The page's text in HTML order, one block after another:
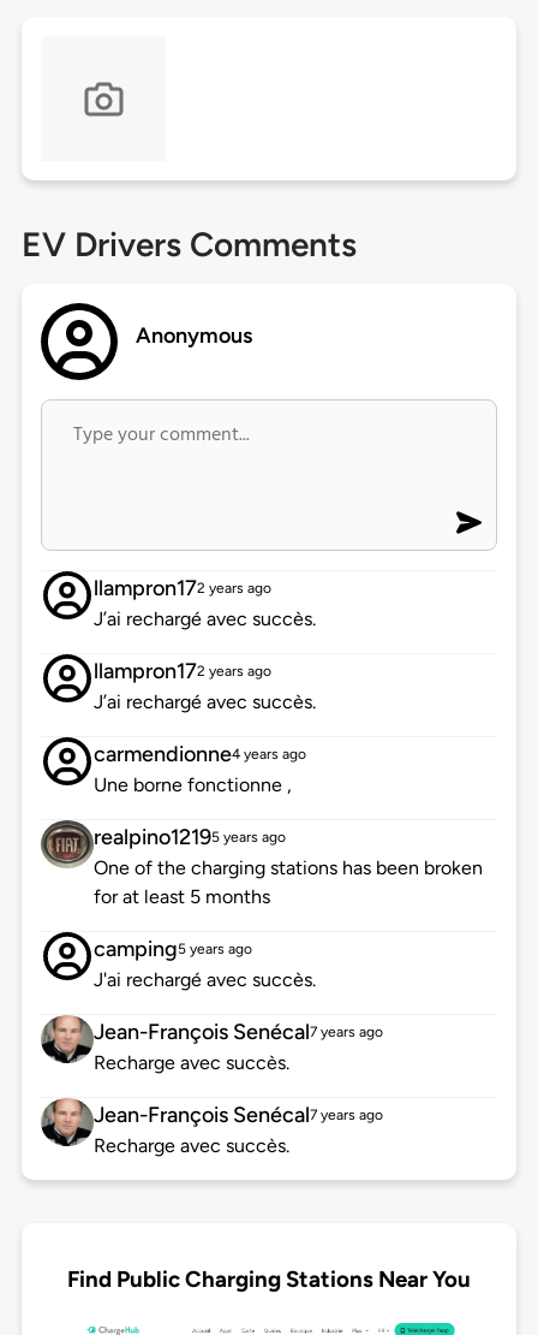
EV Drivers Comments
Anonymous
llampron172 years ago
J’ai rechargé avec succès.
llampron172 years ago
J’ai rechargé avec succès.
carmendionne4 years ago
Une borne fonctionne ,
realpino12195 years ago
One of the charging stations has been broken
for at least 5 months
camping5 years ago
J'ai rechargé avec succès.
Jean-François Senécal7 years ago
Recharge avec succès.
Jean-François Senécal7 years ago
Recharge avec succès.
Find Public Charging Stations Near You